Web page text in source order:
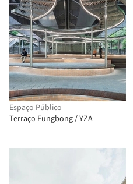
Espaço Público
Terraço Eungbong / YZA